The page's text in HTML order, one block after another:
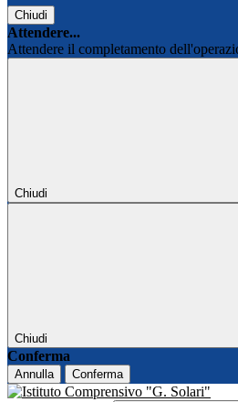
Chiudi
Attendere...
Attendere il completamento
Chiudi
Chiudi
Conferma
Annulla Conferma